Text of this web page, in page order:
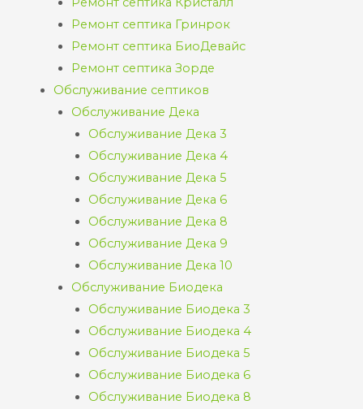
Ремонт септика Гринрок
Ремонт септика БиоДевайс
Ремонт септика Зорде
Обслуживание септиков
Обслуживание Дека
Обслуживание Дека 3
Обслуживание Дека 4
Обслуживание Дека 5
Обслуживание Дека 6
Обслуживание Дека 8
Обслуживание Дека 9
Обслуживание Дека 10
Обслуживание Биодека
Обслуживание Биодека 3
Обслуживание Биодека 4
Обслуживание Биодека 5
Обслуживание Биодека 6
Обслуживание Биодека 8